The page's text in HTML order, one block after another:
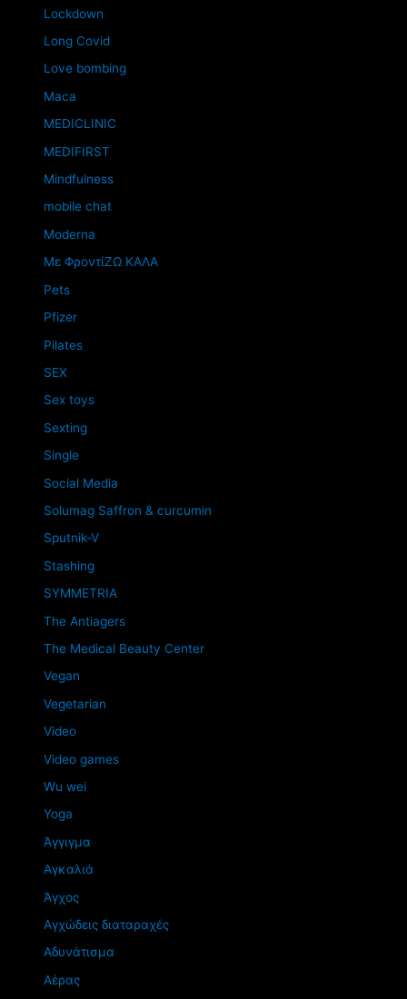
Lockdown
Long Covid
Love bombing
Maca
MEDICLINIC
MEDIFIRST
Mindfulness
mobile chat
Moderna
Mε ΦροντίΖΩ ΚΑΛΑ
Pets
Pfizer
Pilates
SEX
Sex toys
Sexting
Single
Social Media
Solumag Saffron & curcumin
Sputnik-V
Stashing
SYMMETRIA
The Antiagers
The Medical Beauty Center
Vegan
Vegetarian
Video
Video games
Wu wei
Yoga
Άγγιγμα
Αγκαλιά
Άγχος
Αγχώδεις διαταραχές
Αδυνάτισμα
Αέρας